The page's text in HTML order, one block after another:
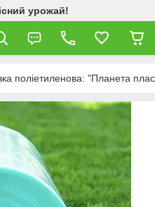
урожай!
поліетиленова: "Планета